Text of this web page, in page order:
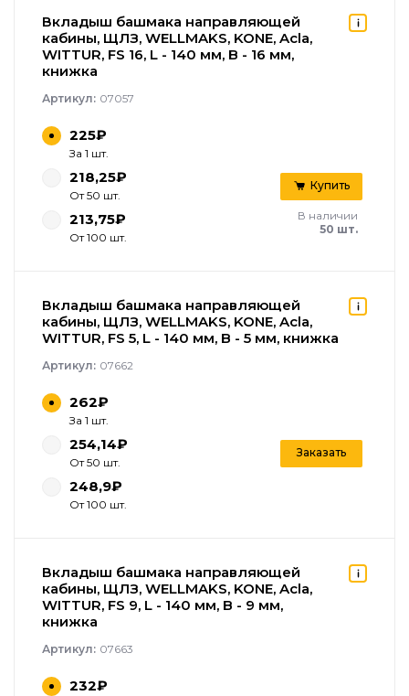
Вкладыш башмака направляющей
кабины, ЩЛЗ, WELLMAKS, KONE, Acla,
WITTUR, FS 16, L - 140 мм, B - 16 мм,
книжка
Артикул: 07057
В наличии
50 шт.
225₽
За 1 шт.
218,25₽
От 50 шт.
213,75₽
От 100 шт.
Купить
Вкладыш башмака направляющей
кабины, ЩЛЗ, WELLMAKS, KONE, Acla,
WITTUR, FS 5, L - 140 мм, B - 5 мм, книжка
Артикул: 07662
262₽
За 1 шт.
254,14₽
От 50 шт.
248,9₽
От 100 шт.
Заказать
Вкладыш башмака направляющей
кабины, ЩЛЗ, WELLMAKS, KONE, Acla,
WITTUR, FS 9, L - 140 мм, B - 9 мм,
книжка
Артикул: 07663
232₽